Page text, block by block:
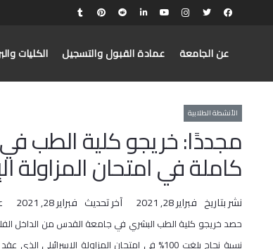
عن الجامعة عمادة القبول والتسجيل الكليات
الأنشطة الطلابية
مجددًا: خريجو كلية الطب
كاملة في امتحان المزاولة
نشر بتاريخ فبراير 28, 2021 آخر تحديث فبراير 28, 2021
حصد خريجو كلية الطب البشري في جامعة القدس من الداخل